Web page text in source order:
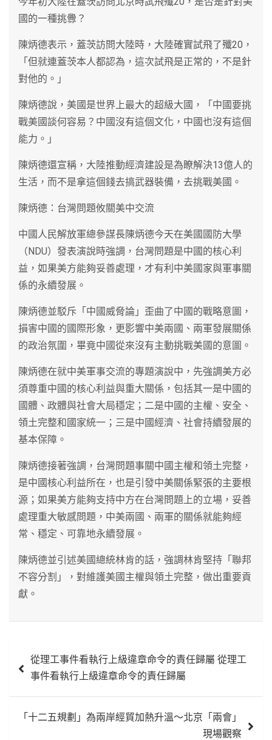
國的一種挑釁？
陳炳德表示，蓋茨訪問大陸時，大陸確實試飛了殲20，
「但就連蓋茨本人都認為，這次試飛是正常的，不是針
對他的。」
陳炳德說，美國是世界上最大的超級大國，「中國要挑
戰美國談何容易？中國沒有這個文化，中國也沒有這個
能力。」
陳炳德還宣稱，大陸推動經濟建設是為瞭解決13億人的
生活，而不是拿這個錢去搞武器裝備，去挑戰美國。
陳炳德：台灣問題攸關美中交流
中國人民解放軍總參謀長陳炳德今天在美國國防大學
（NDU）發表演說時強調，台灣問題是中國的核心利
益，如果美方能夠妥善處理，才有利中美國家與軍事關
係的永續發展。
陳炳德並駁斥「中國威脅論」歪曲了中國的戰略意圖，
損害中國的國際形象，更影響中美兩國、兩軍發展關係
的政治氛圍，畢竟中國從來沒有主動挑戰美國的意圖。
陳炳德在就中美軍事交流的專題演說中，先強調美方必
須尊重中國的核心利益與重大關係，包括其一是中國的
國體、政體與社會大局穩定；二是中國的主權、安全、
領土完整和國家統一；三是中國經濟、社會持續發展的
基本保障。
陳炳德接著強調，台灣問題事關中國主權和領土完整，
是中國核心利益所在，也是引發中美關係緊張的主要根
源；如果美方能夠支持中方在台灣問題上的立場，妥善
處理重大敏感問題，中美兩國、兩軍的關係就能夠經
常、穩定、可靠地永續發展。
陳炳德並引述美國總統林肯的話，強調林肯堅持「聯邦
不容分割」，對維護美國主權與領土完整，做出重要貢
獻。
章 從理工事件看執行上級違章命令的責任歸屬 從理工
事件看執行上級違章命令的責任歸屬
「十二五規劃」為兩岸經貿加熱升溫～北京「兩會」
現場觀察